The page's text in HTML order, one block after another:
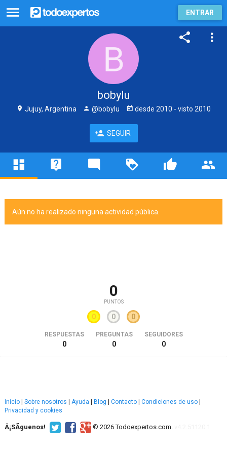
ENTRAR
bobylu
Jujuy, Argentina @bobylu desde 2010 - visto 2010
SEGUIR
Aún no ha realizado ninguna actividad pública.
0
PUNTOS
0 0 0
RESPUESTAS
0
PREGUNTAS
0
SEGUIDORES
0
Inicio Sobre nosotros Ayuda Blog Contacto Condiciones de uso
Privacidad y cookies
Â¡SÃ­guenos! © 2026 Todoexpertos.com.